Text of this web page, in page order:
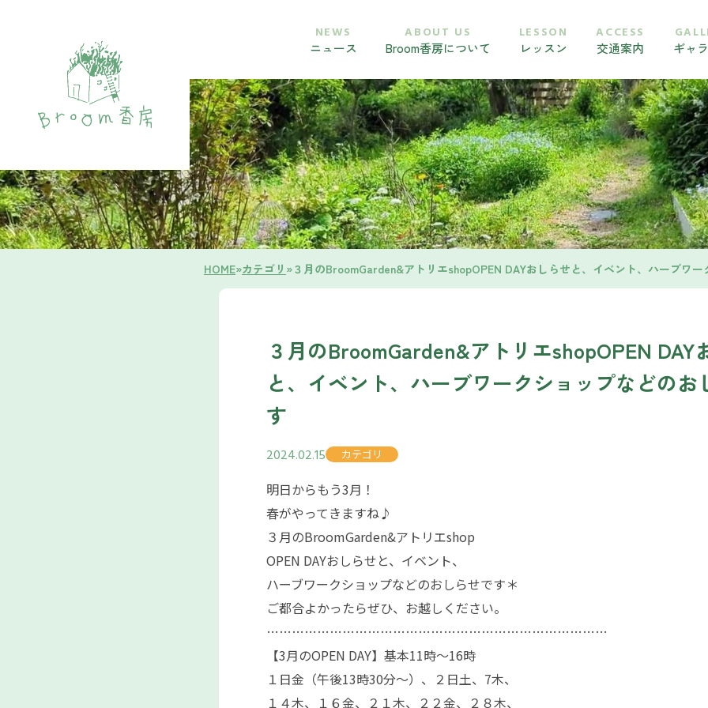
NEWS
ニュース
ABOUT US
Broom香房について
LESSON
レッスン
ACCESS
交通案内
ギャ
HOME»カテゴリ »３月のBroomGarden&アトリエshopOPEN DAYおしらせと、イベント、ハーブワ
３月のBroomGarden&アトリエshopOPEN DAY
と、イベント、ハーブワークショップなどのお
す
2024.02.15 カテゴリ
明日からもう3月！
春がやってきますね♪
３月のBroomGarden&アトリエshop
OPEN DAYおしらせと、イベント、
ハーブワークショップなどのおしらせです＊
ご都合よかったらぜひ、お越しください。
………………………………………………………………………
【3月のOPEN DAY】基本11時〜16時
１日金（午後13時30分〜）、２日土、7木、
１４木、１６金、２１木、２２金、２８木、